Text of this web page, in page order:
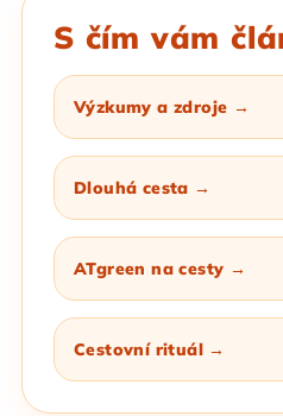
S čím vám
Výzkumy a zdroje →
Dlouhá cesta →
ATgreen na cesty →
Cestovní rituál →